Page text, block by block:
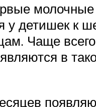
молочные
у детишек к
Чаще
в